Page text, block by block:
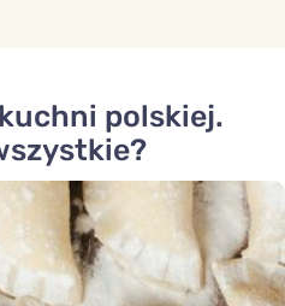
polskiej.